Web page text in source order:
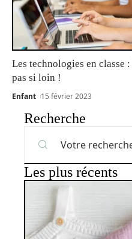
Les technologies en classe
pas si loin !
Enfant 15 février 2023
Recherche
Les plus récents